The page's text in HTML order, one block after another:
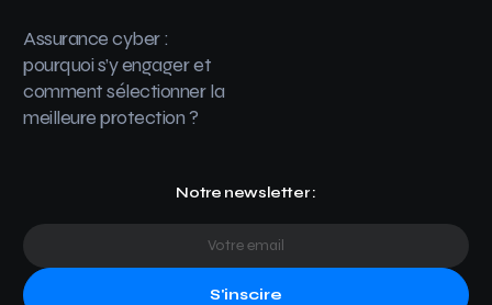
Assurance cyber :
pourquoi s’y engager et
comment sélectionner la
meilleure protection ?
Notre newsletter :
S'inscire